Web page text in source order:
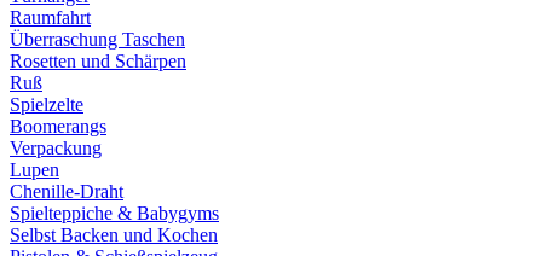
Raumfahrt
Überraschung Taschen
Rosetten und Schärpen
Ruß
Spielzelte
Boomerangs
Verpackung
Lupen
Chenille-Draht
Spielteppiche & Babygyms
Selbst Backen und Kochen